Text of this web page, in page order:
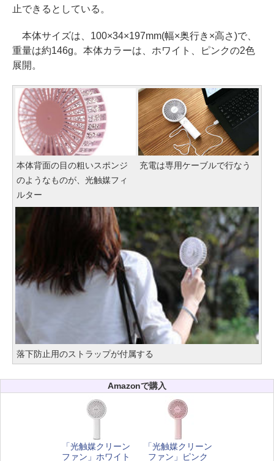
止できるとしている。
本体サイズは、100×34×197mm(幅×奥行き×高さ)で、
重量は約146g。本体カラーは、ホワイト、ピンクの2色
展開。
本体背面の目の粗いスポンジ
のようなものが、光触媒フィ
ルター
充電は専用ケーブルで行なう
落下防止用のストラップが付属する
Amazonで購入
「光触媒クリーン
ファン」ホワイト
「光触媒クリーン
ファン」ピンク